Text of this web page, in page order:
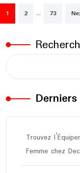
Pagination
des
publications
1 2 … 73
Trouvez
Femme chez